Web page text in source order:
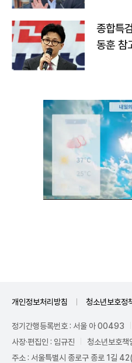
종합특
동훈 참
개인정보처리방침 청소년보호정
정기간행등록번호 : 서울 아 00493
사장·편집인 : 임규진
청소년보호책
주소 : 서울특별시 종로구 종로 1길